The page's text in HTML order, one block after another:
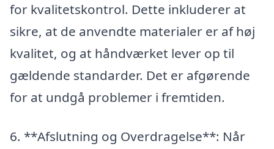
for kvalitetskontrol. Dette inkluderer at
sikre, at de anvendte materialer er af høj
kvalitet, og at håndværket lever op til
gældende standarder. Det er afgørende
for at undgå problemer i fremtiden.
6. **Afslutning og Overdragelse**: Når